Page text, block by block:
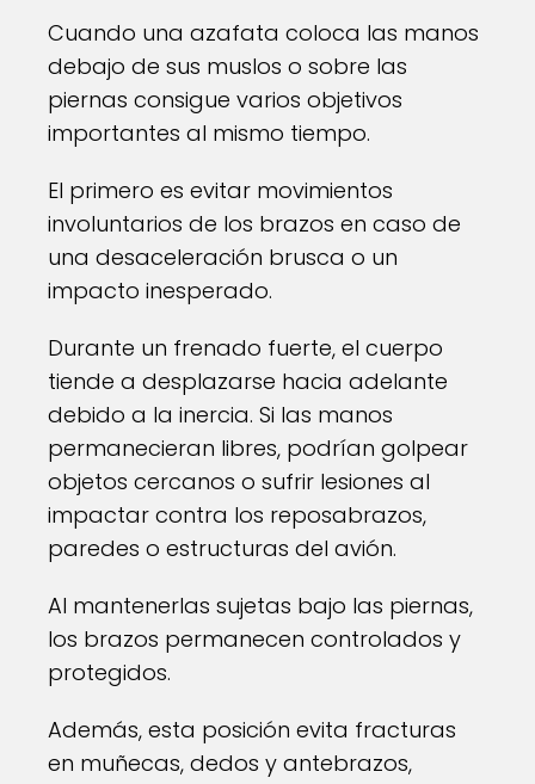
Cuando una azafata coloca las manos
debajo de sus muslos o sobre las
piernas consigue varios objetivos
importantes al mismo tiempo.
El primero es evitar movimientos
involuntarios de los brazos en caso de
una desaceleración brusca o un
impacto inesperado.
Durante un frenado fuerte, el cuerpo
tiende a desplazarse hacia adelante
debido a la inercia. Si las manos
permanecieran libres, podrían golpear
objetos cercanos o sufrir lesiones al
impactar contra los reposabrazos,
paredes o estructuras del avión.
Al mantenerlas sujetas bajo las piernas,
los brazos permanecen controlados y
protegidos.
Además, esta posición evita fracturas
en muñecas, dedos y antebrazos,